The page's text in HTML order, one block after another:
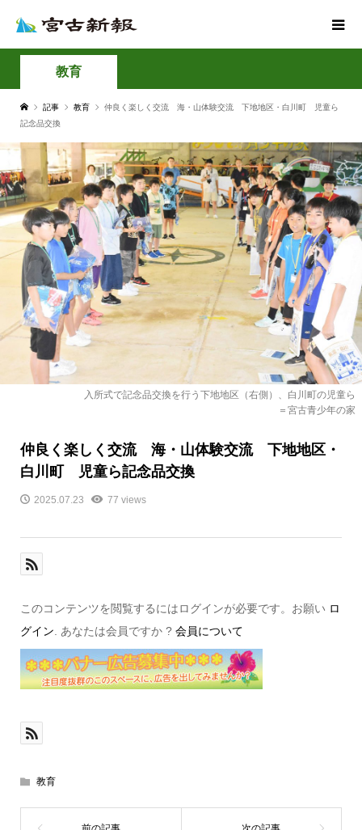
教育
記事 教育
仲良く楽しく交流 海・山体験交流 下地地区・白川町 児童ら
記念品交換
入所式で記念品交換を行う下地地区（右側）、白川町の児童ら
＝宮古青少年の家
仲良く楽しく交流 海・山体験交流 下地地区・
白川町 児童ら記念品交換
2025.07.23 77 views
このコンテンツを閲覧するにはログインが必要です。お願い ロ
グイン . あなたは会員ですか ? 会員について
教育